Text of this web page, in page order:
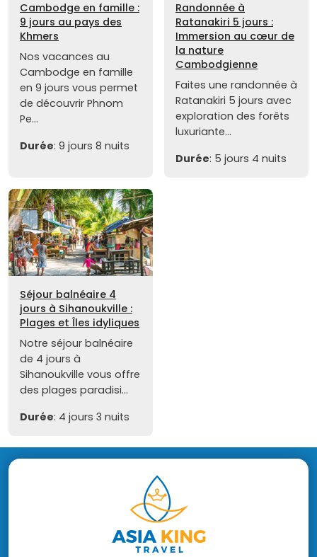
Cambodge en famille :
9 jours au pays des
Khmers
Nos vacances au
Cambodge en famille
en 9 jours vous permet
de découvrir Phnom
Pe...
Durée: 9 jours 8 nuits
Randonnée à
Ratanakiri 5 jours :
Immersion au cœur de
la nature
Cambodgienne
Faites une randonnée à
Ratanakiri 5 jours avec
exploration des forêts
luxuriante...
Durée: 5 jours 4 nuits
Séjour balnéaire 4
jours à Sihanoukville :
Plages et Îles idyliques
Notre séjour balnéaire
de 4 jours à
Sihanoukville vous offre
des plages paradisi...
Durée: 4 jours 3 nuits